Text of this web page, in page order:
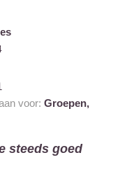
voor: Groepen,
steeds goed